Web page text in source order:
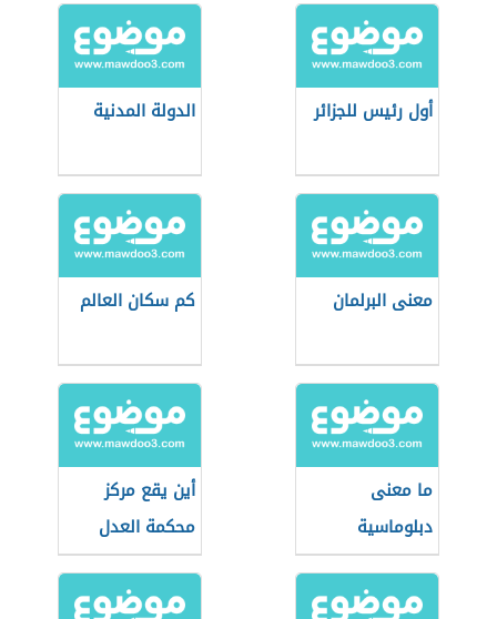
أول رئيس للجزائر الدولة المدنية
معنى البرلمان كم سكان العالم
ما معنى
دبلوماسية
أين يقع مركز
محكمة العدل
الدولية